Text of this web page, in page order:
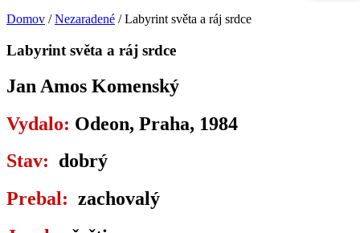
Domov /Nezaradené / Labyrint světa a ráj srdce
Labyrint světa a ráj srdce
Jan Amos Komenský
Vydalo: Odeon, Praha, 1984
Stav: dobrý
Prebal: zachovalý